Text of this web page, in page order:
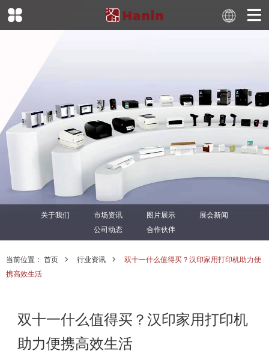
关于我们 市场资讯 图片展示
展会新闻
公司动态
合作伙伴
当前位置： 首页 行业资讯
双十一什么值得买？汉印家用打印机助力便
携高效生活
双十一什么值得买？汉印家用打印机
助力便携高效生活